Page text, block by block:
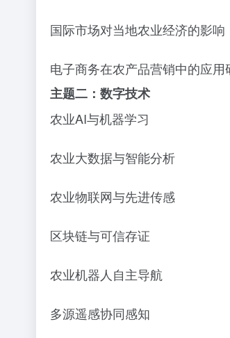
国际市场对当地农业经济的影响
电子商务在农产品营销中的应用
主题二：数字技术
农业AI与机器学习
农业大数据与智能分析
农业物联网与先进传感
区块链与可信存证
农业机器人自主导航
多源遥感协同感知